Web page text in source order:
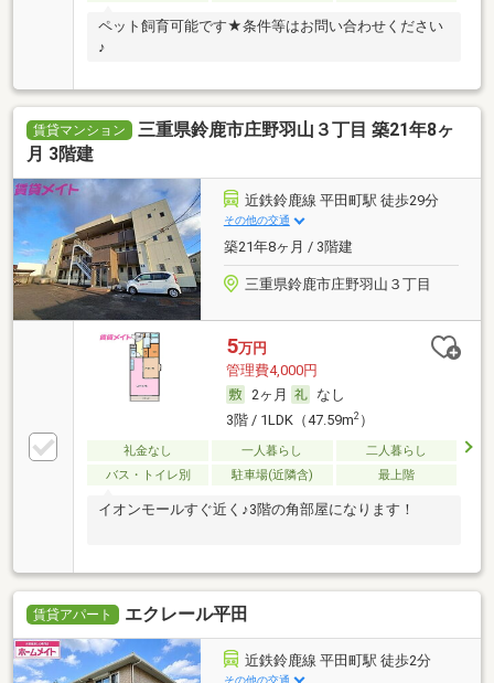
ペット飼育可能です★条件等はお問い合わせください
♪
賃貸マンション
三重県鈴鹿市庄野羽山３丁目 築21年8ヶ
月 3階建
近鉄鈴鹿線 平田町駅 徒歩29分
その他の交通
築21年8ヶ月 / 3階建
三重県鈴鹿市庄野羽山３丁目
5万円
管理費4,000円
2ヶ月
なし
3階 / 1LDK（47.59m2）
礼金なし 一人暮らし
二人暮らし
バス・トイレ別
駐車場(近隣含) 最上階
イオンモールすぐ近く♪3階の角部屋になります！
賃貸アパート エクレール平田
近鉄鈴鹿線 平田町駅 徒歩2分
その他の交通